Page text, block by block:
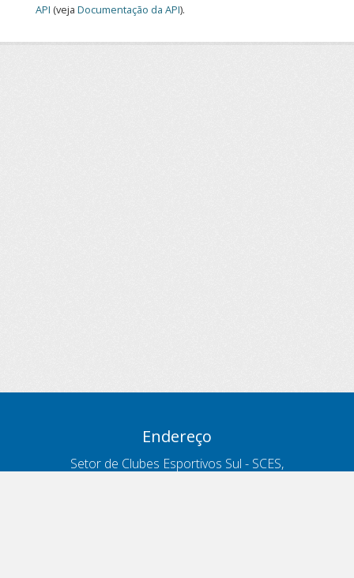
API (veja Documentação da API).
Endereço
Setor de Clubes Esportivos Sul - SCES,